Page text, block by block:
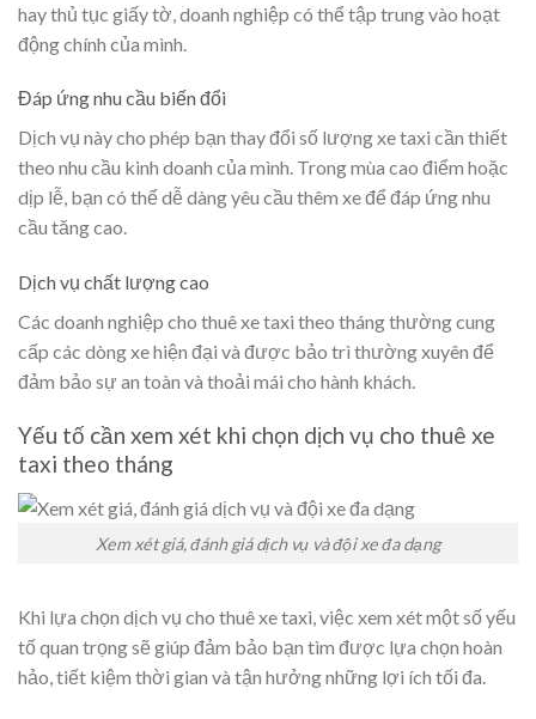
hay thủ tục giấy tờ, doanh nghiệp có thể tập trung vào hoạt
động chính của mình.
Đáp ứng nhu cầu biến đổi
Dịch vụ này cho phép bạn thay đổi số lượng xe taxi cần thiết
theo nhu cầu kinh doanh của mình. Trong mùa cao điểm hoặc
dịp lễ, bạn có thể dễ dàng yêu cầu thêm xe để đáp ứng nhu
cầu tăng cao.
Dịch vụ chất lượng cao
Các doanh nghiệp cho thuê xe taxi theo tháng thường cung
cấp các dòng xe hiện đại và được bảo trì thường xuyên để
đảm bảo sự an toàn và thoải mái cho hành khách.
Yếu tố cần xem xét khi chọn dịch vụ cho thuê xe
taxi theo tháng
Xem xét giá, đánh giá dịch vụ và đội xe đa dạng
Khi lựa chọn dịch vụ cho thuê xe taxi, việc xem xét một số yếu
tố quan trọng sẽ giúp đảm bảo bạn tìm được lựa chọn hoàn
hảo, tiết kiệm thời gian và tận hưởng những lợi ích tối đa.